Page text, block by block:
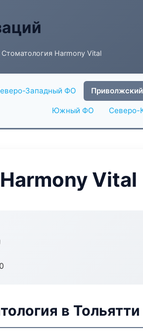
Стоматология Harmony Vital
Западный ФО
Южный ФО Северо-
Vital
в Тольятти